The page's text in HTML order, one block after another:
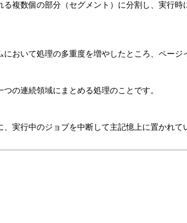
複数個の部分（セグメント）に分割し、実行
おいて処理の多重度を増やしたところ、ペー
の連続領域にまとめる処理のことです。
実行中のジョブを中断して主記憶上に置かれ